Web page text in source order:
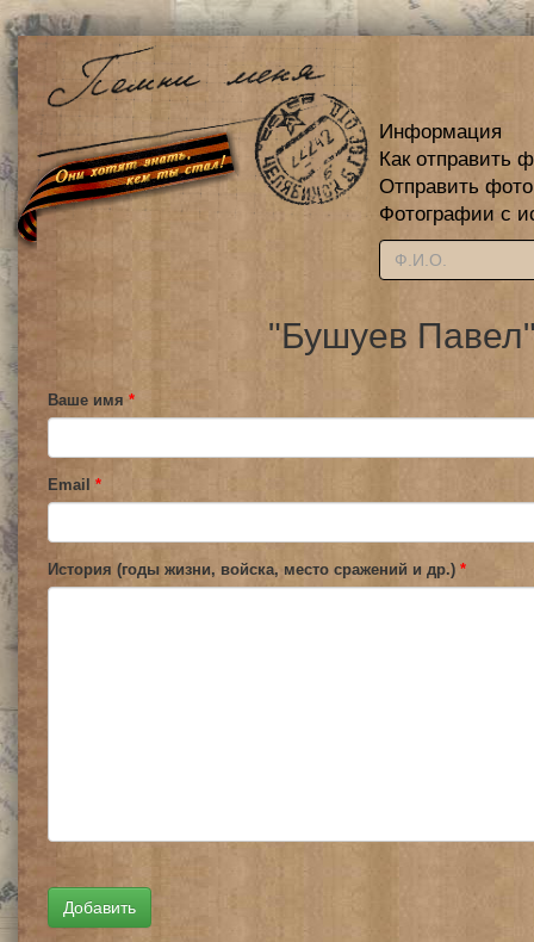
Информация
Как отправить
Отправить
Фотографии с
"Бушуев
Ваше имя *
Email *
История (годы жизни, войска, место сражений и др.) *